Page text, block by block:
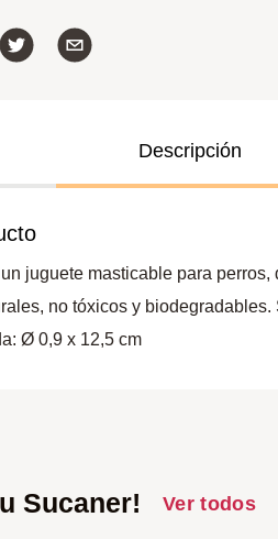
Descripción
juguete masticable para
no tóxicos y
Ø 0,9 x 12,5 cm
Sucaner! Ver todos